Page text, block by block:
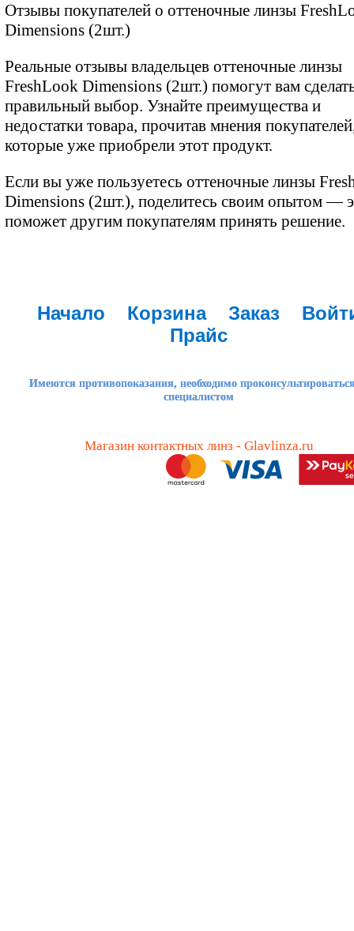
Отзывы покупателей о оттеночные линзы
Dimensions (2шт.)
Реальные отзывы владельцев оттеночные линзы
FreshLook Dimensions (2шт.) помогут вам
правильный выбор. Узнайте преимущества и
недостатки товара, прочитав мнения
которые уже приобрели этот продукт.
Если вы уже пользуетесь оттеночные линзы
Dimensions (2шт.), поделитесь своим опытом —
поможет другим покупателям принять решение.
Начало Корзина Заказ
Прайс
Имеются противопоказания, необходимо
специалистом
Магазин контактных линз - Glavlinza.ru